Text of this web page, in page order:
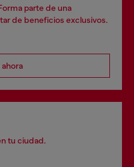
parte de una
de beneficios exclusivos.
tu ciudad.